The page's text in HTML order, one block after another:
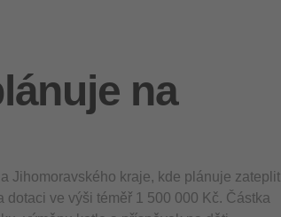
na
Jihomoravského kraje, kde plánuje zateplit
ve výši téměř 1 500 000 Kč. Částka